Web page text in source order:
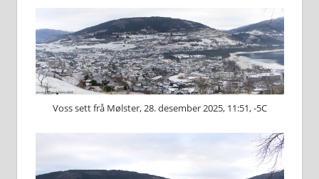
Voss sett frå Mølster, 28. desember 2025, 11:51, -5C